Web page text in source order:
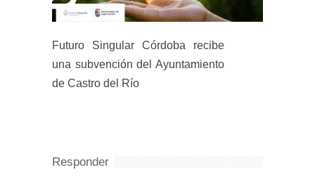
Futuro Singular Córdoba recibe
una subvención del Ayuntamiento
de Castro del Río
Responder